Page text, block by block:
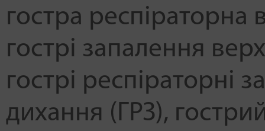
гостра респіраторна
гострі запалення
гострі респіраторні
дихання (ГРЗ)